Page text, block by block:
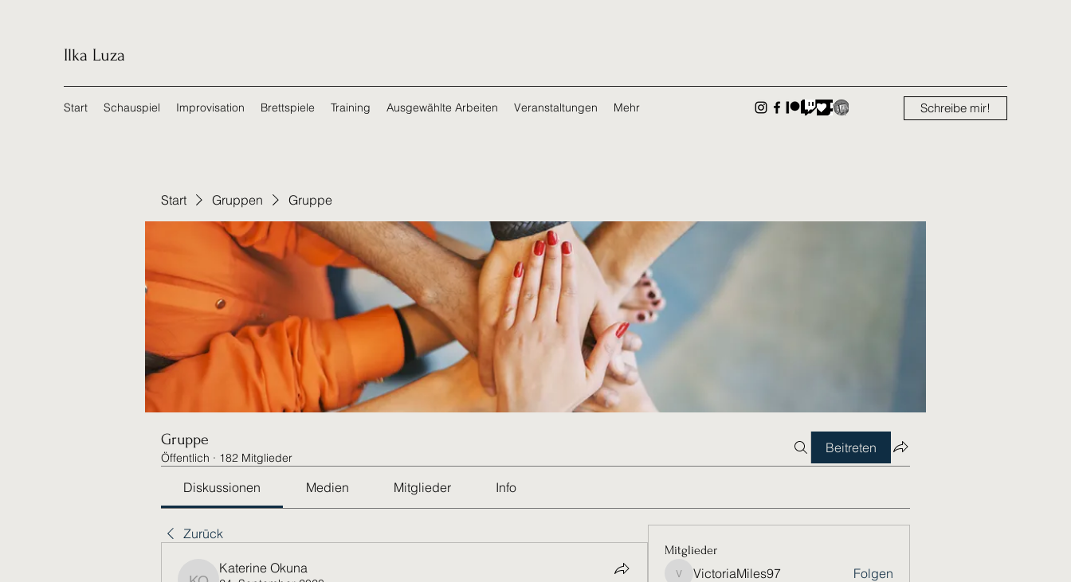
Ilka Luza
Start Schauspiel Improvisation Brettspiele Training Ausgewählte Arbeiten Veranstaltungen Mehr Schreibe mir!
Start Gruppen Gruppe
Gruppe
Öffentlich · 182 Mitglieder
Beitreten
Diskussionen Medien Mitglieder Info
Zurück
Katerine Okuna
Mitglieder
VictoriaMiles97
Folgen